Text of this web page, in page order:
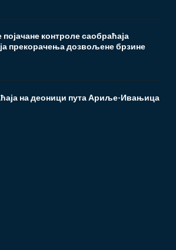
контроле саобраћаја
прекорачења дозвољене брзине
на деоници пута Ариље-Ивањица